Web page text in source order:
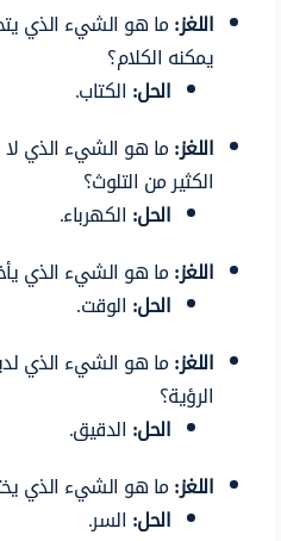
اللغز:ما هو الشيء الذي
يمكنه الكلام؟
الحل: الكتاب.
اللغز:ما هو الشيء الذي
الكثير من التلوث؟
الحل: الكهرباء.
اللغز:ما هو الشيء الذي
الحل: الوقت.
اللغز:ما هو الشيء الذي
الرؤية؟
الحل: الدقيق.
اللغز:ما هو الشيء الذي
الحل: السر.